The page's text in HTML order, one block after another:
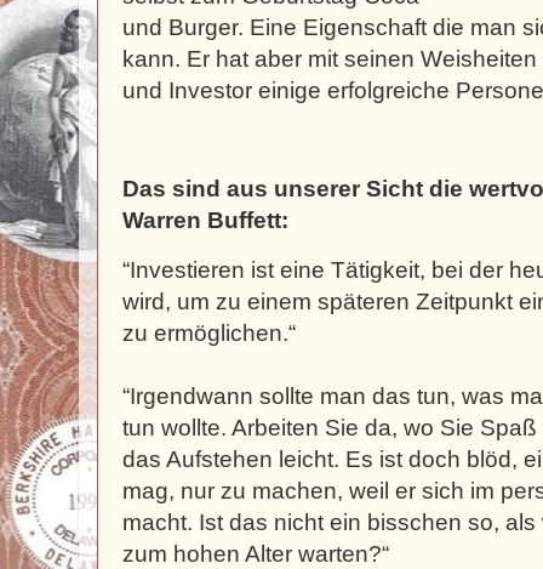
und Burger. Eine Eigenschaft die man
kann. Er hat aber mit seinen
und Investor einige erfolgreiche
Das sind aus unserer Sicht die
Warren Buffett:
“Investieren ist eine Tätigkeit, bei der
wird, um zu einem späteren Zeitpunkt
zu ermöglichen.“
“Irgendwann sollte man das tun, was
tun wollte. Arbeiten Sie da, wo Sie
das Aufstehen leicht. Es ist doch blöd,
mag, nur zu machen, weil er sich im
macht. Ist das nicht ein bisschen so,
zum hohen Alter warten?“